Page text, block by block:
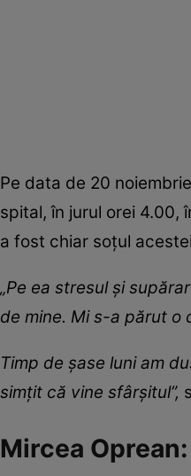
Pe data de 20
spital, în jurul orei 4.00,
a fost chiar soțul
„Pe ea stresul şi
de mine. Mi s-a părut o
Timp de şase luni am
simţit că vine sfârşitul”,
Mircea